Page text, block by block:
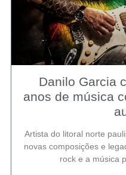
Danilo Garcia
anos de música
Artista do litoral norte
novas composições e
rock e a música